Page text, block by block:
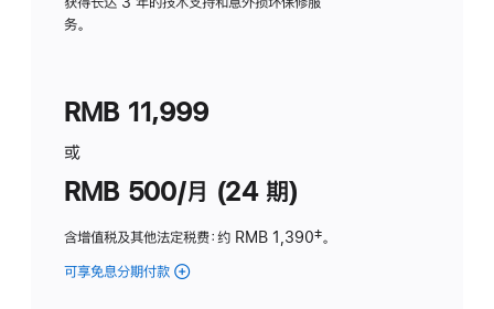
务。
RMB 11,999
或
RMB 500/月 (24 期)
含增值税及其他法定税费：约 RMB 1,390脚
‡。
可享免息分期付款 (Studio